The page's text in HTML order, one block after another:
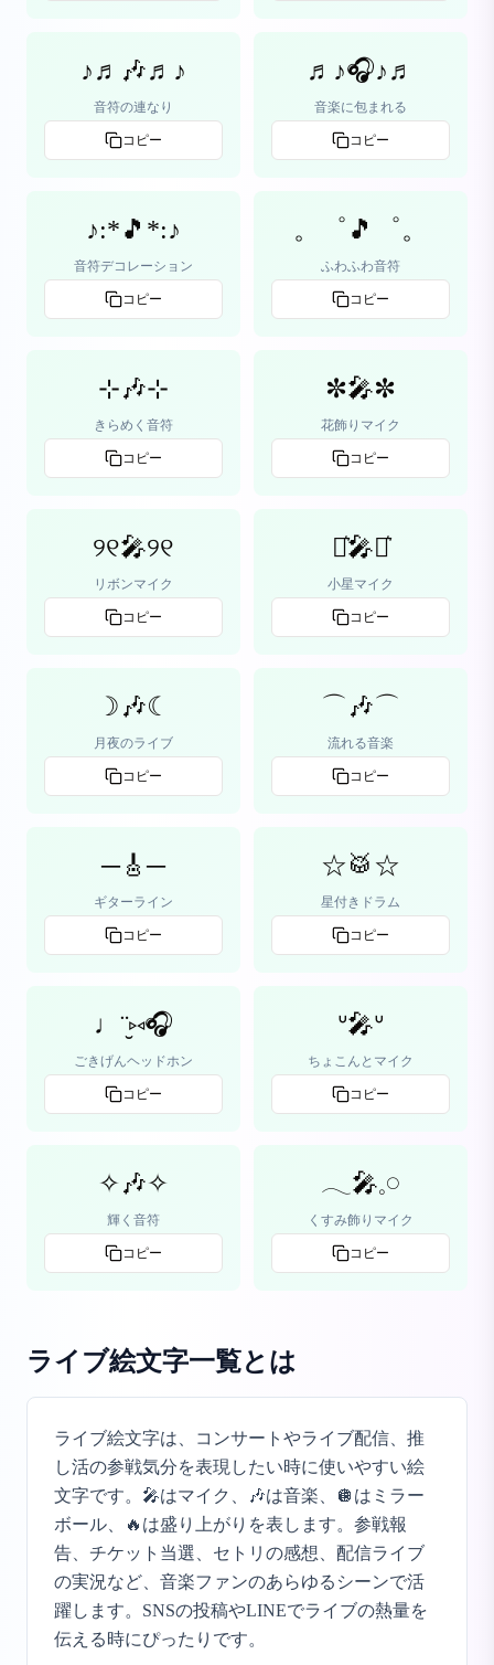
♪♬🎶♬♪
音符の連なり
コピー
♬♪🎧♪♬
音楽に包まれる
コピー
♪:*🎵*:♪
音符デコレーション
コピー
。゜🎵゜。
ふわふわ音符
コピー
⊹🎶⊹
きらめく音符
コピー
✼🎤✼
花飾りマイク
コピー
୨୧🎤୨୧
リボンマイク
コピー
⋆͛🎤⋆͛
小星マイク
コピー
☽🎶☾
月夜のライブ
コピー
⌒🎶⌒
流れる音楽
コピー
─🎸─
ギターライン
コピー
☆🥁☆
星付きドラム
コピー
♩¨̮⑅🎧
ごきげんヘッドホン
コピー
ᐡ🎤ᐡ
ちょこんとマイク
コピー
✧🎶✧
輝く音符
コピー
𓂃🎤𓈒𓏸
くすみ飾りマイク
コピー
ライブ絵文字一覧とは
ライブ絵文字は、コンサートやライブ配信、推
し活の参戦気分を表現したい時に使いやすい絵
文字です。🎤はマイク、🎶は音楽、🪩はミラー
ボール、🔥は盛り上がりを表します。参戦報
告、チケット当選、セトリの感想、配信ライブ
の実況など、音楽ファンのあらゆるシーンで活
躍します。SNSの投稿やLINEでライブの熱量を
伝える時にぴったりです。